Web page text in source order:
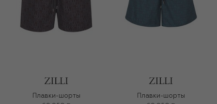
Плавки-шорты
Плавки-шорты